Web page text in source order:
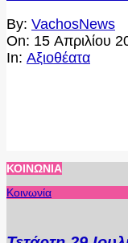
2020-
04-
15
By: VachosNews
On: 15 Απριλίου
In: Αξιοθέατα
ΚΟΙΝΩΝΊΑ
Κοινωνία